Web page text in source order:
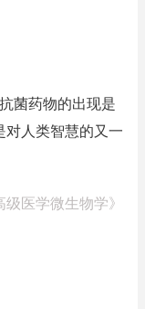
菌药物的出现是
对人类智慧的又一
级医学微生物学》